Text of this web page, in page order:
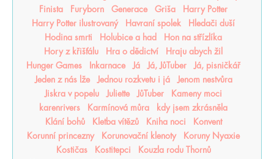
Finista
Furyborn Generace Griša
Harry Potter
Harry Potter ilustrovaný
Havraní spolek
Hledači duší
Hodina smrti
Holubice a had
Hon na střízlíka
Hory z křišťálu
Hra o dědictví
Hraju abych žil
Hunger Games
Inkarnace Já Já, JůTuber
Já, pisničkář
Jeden z nás lže
Jednou rozkvetu i já
Jenom nestvůra
Jiskra v popelu
Juliette JůTuber
Kameny moci
karenrivers
Karmínová můra
kdy jsem zkrásněla
Klání bohů
Kletba vítězů Kniha noci
Konvent
Korunní princezny
Korunovační klenoty
Koruny Nyaxie
Kostičas
Kostitepci
Kouzla rodu Thornů